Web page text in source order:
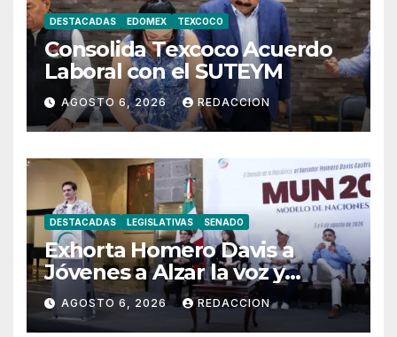
DESTACADAS EDOMEX TEXCOCO
Consolida Texcoco Acuerdo
Laboral con el SUTEYM
AGOSTO 6, 2026 REDACCION
DESTACADAS LEGISLATIVAS SENADO
Exhorta Homero Davis a
Jóvenes a Alzar la voz y
Participar en México
AGOSTO 6, 2026 REDACCION